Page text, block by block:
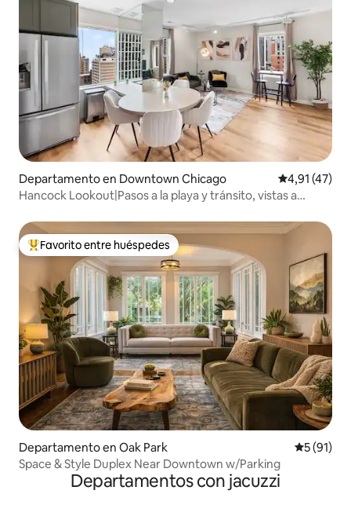
Departamento en Downtown Chicago Calificación
4,91 (47)
Hancock Lookout|Pasos a la playa y tránsito, vistas a
Favorito entre los huéspedes más destacados
Favorito entre huéspedes
Departamento en Oak Park
5 (91)
Space & Style Duplex Near Downtown w/Parking
Departamentos con jacuzzi